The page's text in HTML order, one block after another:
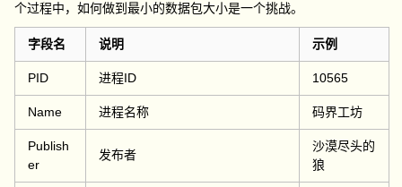
个过程中，如何做到最小的数据包大小是一个挑战。
字段名 说明 示例
PID 进程ID 10565
Name 进程名称 码界工坊
Publish
er
发布者
沙漠尽头的
狼